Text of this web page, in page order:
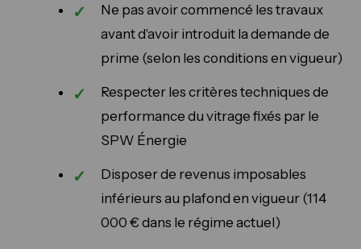
Ne pas avoir commencé les travaux
avant d'avoir introduit la demande de
prime (selon les conditions en vigueur)
Respecter les critères techniques de
performance du vitrage fixés par le
SPW Énergie
Disposer de revenus imposables
inférieurs au plafond en vigueur (114
000 € dans le régime actuel)